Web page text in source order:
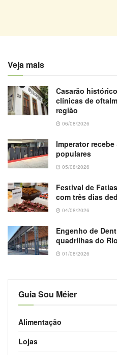
Veja mais
Casarão
clínicas de
região
06/08/2026
Imperator
populares
05/08/2026
Festival de
com três dias
04/08/2026
Engenho de
quadrilhas do
01/08/2026
Guia Sou Méier
Alimentação
Lojas